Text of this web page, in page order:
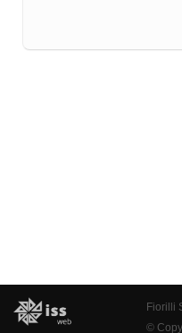
Fiorilli
©